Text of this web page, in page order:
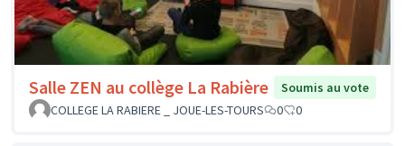
Salle ZEN au collège La Rabière
Soumis au vote
COLLEGE LA RABIERE _ JOUE-LES-TOURS
0 0